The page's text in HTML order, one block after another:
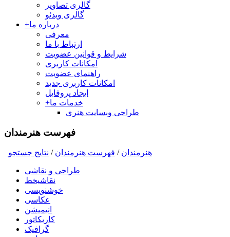
گالری تصاویر
گالری ویدئو
+درباره ما
معرفی
ارتباط با ما
شرایط و قوانین عضویت
امکانات کاربری
راهنمای عضویت
امکانات کاربری جدید
ایجاد پروفایل
+خدمات ما
طراحی وبسایت هنری
فهرست هنرمندان
هنرمندان / فهرست هنرمندان / نتايج جستجو
طراحی و نقاشی
نقاشیخط
خوشنویسی
عکاسی
انیمیشن
کاریکاتور
گرافیک